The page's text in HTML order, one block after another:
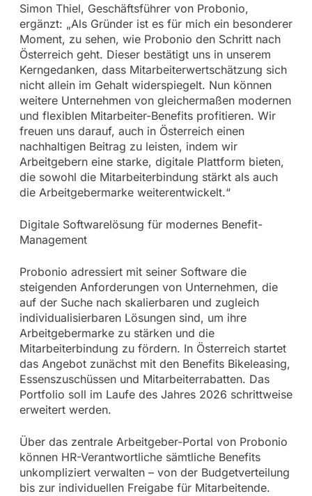
Simon Thiel, Geschäftsführer von Probonio,
ergänzt: „Als Gründer ist es für mich ein besonderer
Moment, zu sehen, wie Probonio den Schritt nach
Österreich geht. Dieser bestätigt uns in unserem
Kerngedanken, dass Mitarbeiterwertschätzung sich
nicht allein im Gehalt widerspiegelt. Nun können
weitere Unternehmen von gleichermaßen modernen
und flexiblen Mitarbeiter-Benefits profitieren. Wir
freuen uns darauf, auch in Österreich einen
nachhaltigen Beitrag zu leisten, indem wir
Arbeitgebern eine starke, digitale Plattform bieten,
die sowohl die Mitarbeiterbindung stärkt als auch
die Arbeitgebermarke weiterentwickelt.“
Digitale Softwarelösung für modernes Benefit-
Management
Probonio adressiert mit seiner Software die
steigenden Anforderungen von Unternehmen, die
auf der Suche nach skalierbaren und zugleich
individualisierbaren Lösungen sind, um ihre
Arbeitgebermarke zu stärken und die
Mitarbeiterbindung zu fördern. In Österreich startet
das Angebot zunächst mit den Benefits Bikeleasing,
Essenszuschüssen und Mitarbeiterrabatten. Das
Portfolio soll im Laufe des Jahres 2026 schrittweise
erweitert werden.
Über das zentrale Arbeitgeber-Portal von Probonio
können HR-Verantwortliche sämtliche Benefits
unkompliziert verwalten – von der Budgetverteilung
bis zur individuellen Freigabe für Mitarbeitende.